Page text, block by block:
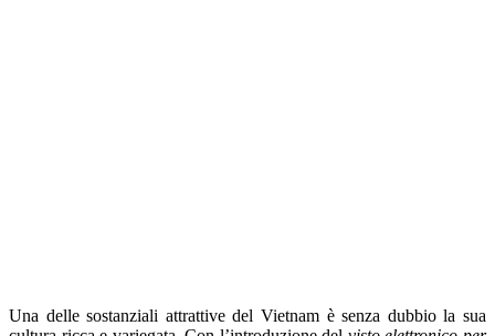
Una delle sostanziali attrattive del Vietnam è senza dubbio la sua